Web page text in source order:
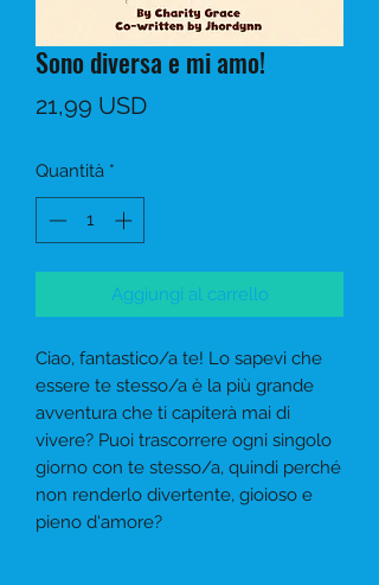
Sono diversa e mi amo!
21,99 USDPrezzo
Quantità *
Aggiungi al carrello
Ciao, fantastico/a te! Lo sapevi che
essere te stesso/a è la più grande
avventura che ti capiterà mai di
vivere? Puoi trascorrere ogni singolo
giorno con te stesso/a, quindi perché
non renderlo divertente, gioioso e
pieno d'amore?